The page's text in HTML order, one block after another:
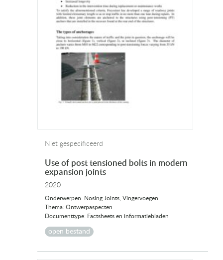
Niet gespecificeerd
Use of post tensioned bolts in modern
expansion joints
2020
Onderwerpen: Nosing Joints, Vingervoegen
Thema: Ontwerpaspecten
Documenttype: Factsheets en informatiebladen
open bestand